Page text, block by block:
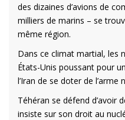
des dizaines d’avions de
milliers de marins – se
même région.
Dans ce climat martial, les
États-Unis poussant pour
l’Iran de se doter de l’arme
Téhéran se défend d’avoir
insiste sur son droit au